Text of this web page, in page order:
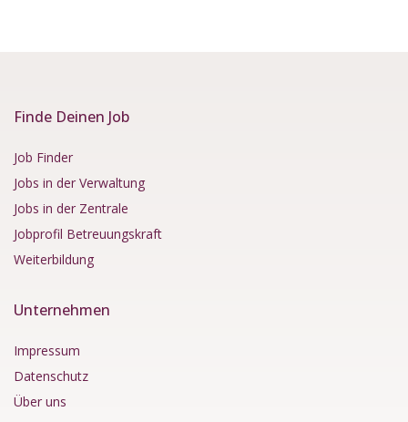
Finde Deinen Job
Job Finder
Jobs in der Verwaltung
Jobs in der Zentrale
Jobprofil Betreuungskraft
Weiterbildung
Unternehmen
Impressum
Datenschutz
Über uns